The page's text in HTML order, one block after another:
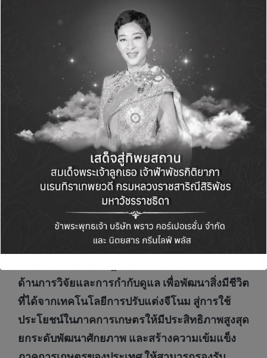
พืช GEd ทดแทนการนำเข้า เช่น ข้าวโพด ถั่ว
เหลือง พืช GEd พลังงาน เช่น อ้อย ปาล์มน้ำมัน
รวมถึงพืช Ged ผักและสมุนไพร พร้อมทั้งสนับสนุน
ส่งเสริมให้มีการปรับปรุงพันธุ์และพัฒนาพันธุ์พืช
ใหม่ ส่วนในระดับนานาชาติ กรมวิชาการเกษตรได้
เตรียมความพร้อมสร้างความร่วมมือและเครือข่าย
กับต่างประเทศ ในการส่งเสริมการใช้
เทคโนโลยี GEd เพื่อพัฒนาสายพันธุ์พืช GEd และ
พัฒนาบุคลากรด้านการวิจัยกับสถาบันในต่าง
ประเทศ เช่น สหรัฐอเมริกา สหภาพยุโรป จีน และ
แนวทางการขับเคลื่อนเทคโนโลยีการปรับแต่งจี
โนม กรมวิชาการเกษตรได้ผสานความร่วมมือกับ
ด้านการวิจัยและการกำกับดูแล เพื่อพัฒนาสิ่งมีชีวิต
ที่ได้จากเทคโนโลยีการปรับแต่งจีโนม สู่การใช้
ประโยชน์ในภาคการเกษตรให้มีประสิทธิภาพสูงสุด
ยกระดับพัฒนาศักยภาพ และสร้างความเข้มแข็ง